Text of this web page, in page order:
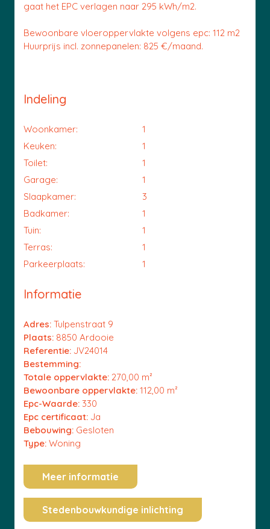
gaat het EPC verlagen naar 295 kWh/m2.
Bewoonbare vloeroppervlakte volgens epc: 112 m2
Huurprijs incl. zonnepanelen: 825 €/maand.
Indeling
Woonkamer:
1
Keuken:
1
Toilet:
1
Garage:
1
Slaapkamer:
3
Badkamer:
1
Tuin:
1
Terras:
1
Parkeerplaats:
1
Informatie
Adres: Tulpenstraat 9
Plaats: 8850 Ardooie
Referentie: JV24014
Bestemming:
Totale oppervlakte: 270,00 m²
Bewoonbare oppervlakte: 112,00 m²
Epc-Waarde: 330
Epc certificaat: Ja
Bebouwing: Gesloten
Type: Woning
Meer informatie
Stedenbouwkundige inlichting